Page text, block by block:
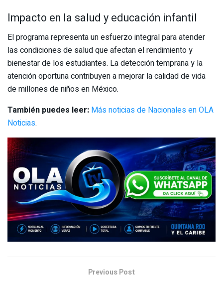
Impacto en la salud y educación infantil
El programa representa un esfuerzo integral para atender
las condiciones de salud que afectan el rendimiento y
bienestar de los estudiantes. La detección temprana y la
atención oportuna contribuyen a mejorar la calidad de vida
de millones de niños en México.
También puedes leer: Más noticias de Nacionales en OLA
Noticias.
Previous Post